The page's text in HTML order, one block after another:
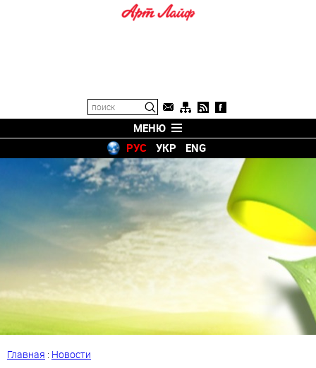
МЕНЮ
РУС
УКР ENG
Главная : Новости